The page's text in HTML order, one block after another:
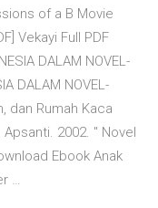
of a B Movie
Vekayi Full PDF
DALAM NOVEL-
DALAM NOVEL-
dan Rumah Kaca
2002. " Novel
Ebook Anak
…